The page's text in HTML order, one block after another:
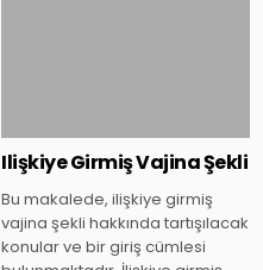
Ilişkiye Girmiş Vajina Şekli
Bu makalede, ilişkiye girmiş
vajina şekli hakkında tartışılacak
konular ve bir giriş cümlesi